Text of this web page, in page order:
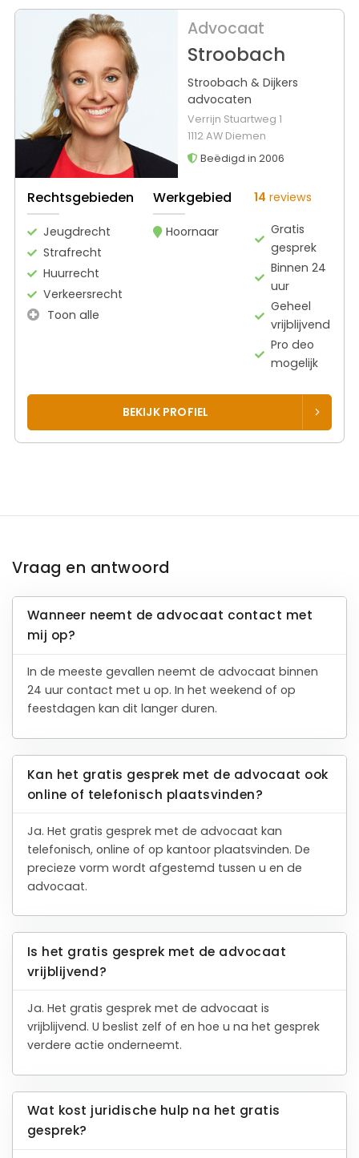
Advocaat
Stroobach
Stroobach & Dijkers
advocaten
Verrijn Stuartweg 1
1112 AW Diemen
Beëdigd in 2006
Rechtsgebieden
Jeugdrecht
Strafrecht
Huurrecht
Verkeersrecht
Toon alle
Werkgebied
Hoornaar
14 reviews
Gratis
gesprek
Binnen 24
uur
Geheel
vrijblijvend
Pro deo
mogelijk
BEKIJK PROFIEL
Vraag en antwoord
Wanneer neemt de advocaat contact met
mij op?
In de meeste gevallen neemt de advocaat binnen
24 uur contact met u op. In het weekend of op
feestdagen kan dit langer duren.
Kan het gratis gesprek met de advocaat ook
online of telefonisch plaatsvinden?
Ja. Het gratis gesprek met de advocaat kan
telefonisch, online of op kantoor plaatsvinden. De
precieze vorm wordt afgestemd tussen u en de
advocaat.
Is het gratis gesprek met de advocaat
vrijblijvend?
Ja. Het gratis gesprek met de advocaat is
vrijblijvend. U beslist zelf of en hoe u na het gesprek
verdere actie onderneemt.
Wat kost juridische hulp na het gratis
gesprek?